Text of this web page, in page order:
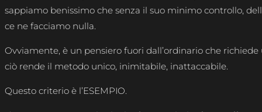
sappiamo benissimo che senza il suo minimo controllo,
ce ne facciamo nulla.
Ovviamente, è un pensiero fuori dall’ordinario che
ciò rende il metodo unico, inimitabile, inattaccabile.
Questo criterio è l’ESEMPIO.